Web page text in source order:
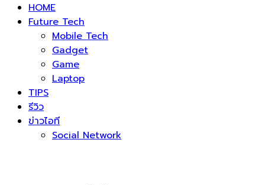
HOME
Future Tech
Mobile Tech
Gadget
Game
Laptop
TIPS
รีวิว
ข่าวไอที
Social Network